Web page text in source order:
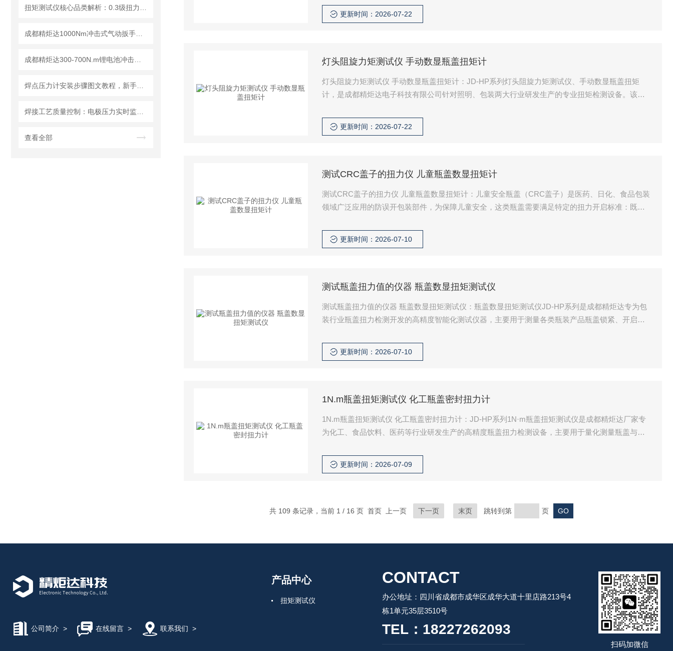
查看全部
开瓶过程中的扭矩数值，为包装生产企业的质量管控、新品研发提供可靠的量化数据支撑，广泛应
用于食品饮料、日化洗护、医药包装、软包装生产等多个
更新时间：2026-07-22
灯头阻旋力矩测试仪 手动数显瓶盖扭矩计
灯头阻旋力矩测试仪 手动数显瓶盖扭矩计：JD-HP系列灯头阻旋力矩测试仪、手动数显瓶盖扭矩
计，是成都精炬达电子科技有限公司针对照明、包装两大行业研发生产的专业扭矩检测设备。该系
量检测，也能适配各类瓶装产品瓶盖锁紧、开启扭矩的测量需求，帮助生产企业把控产品装配质
量，符合行业质检标准要求，广泛应用于生产车间在线检测、
更新时间：2026-07-22
测试CRC盖子的扭力仪 儿童瓶盖数显扭矩计
测试CRC盖子的扭力仪 儿童瓶盖数显扭矩计：儿童安全瓶盖（CRC盖子）是医药、日化、食品包装
领域广泛应用的防误开包装部件，为保障儿童安全，这类瓶盖需要满足特定的扭力开启标准：既要
厂家专为CRC盖子扭矩测试开发的专业检测设备，可精准测量儿童瓶盖开启、锁紧过程中的扭力数
值，为包装出厂质量检测提供量化数据支撑。
更新时间：2026-07-10
测试瓶盖扭力值的仪器 瓶盖数显扭矩测试仪
测试瓶盖扭力值的仪器 瓶盖数显扭矩测试仪：瓶盖数显扭矩测试仪JD-HP系列是成都精炬达专为包
装行业瓶盖扭力检测开发的高精度智能化测试仪器，主要用于测量各类瓶装产品瓶盖锁紧、开启的
研机构、第三方检测机构对包装瓶盖扭矩性能的验证测试。
更新时间：2026-07-10
1N.m瓶盖扭矩测试仪 化工瓶盖密封扭力计
1N.m瓶盖扭矩测试仪 化工瓶盖密封扭力计：JD-HP系列1N·m瓶盖扭矩测试仪是成都精炬达厂家专
为化工、食品饮料、医药等行业研发生产的高精度瓶盖扭力检测设备，主要用于量化测量瓶盖与瓶
因密封扭矩不合格出现漏液、爆瓶或开启困难等质量问题。
更新时间：2026-07-09
共 109 条记录，当前 1 / 16 页 首页 上一页 下一页 末页 跳转到第 页
公司简介 > 在线留言> 联系我们 >
产品中心
扭矩测试仪
CONTACT
办公地址：四川省成都市成华区成华大道十里店路213号4
栋1单元35层3510号
TEL：18227262093
扫码加微信